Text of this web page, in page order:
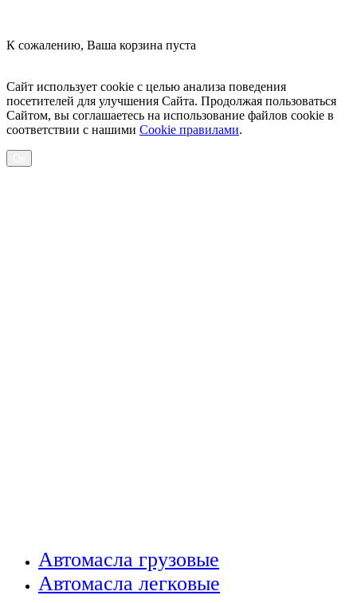
К сожалению, Ваша корзина пуста
Сайт использует cookie с целью анализа поведения
посетителей для улучшения Сайта. Продолжая пользоваться
Сайтом, вы соглашаетесь на использование файлов cookie в
соответствии с нашими Cookiе правилами.
Автомасла грузовые
Автомасла легковые